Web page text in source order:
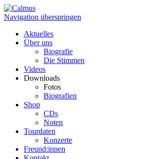
Navigation überspringen
Aktuelles
Über uns
Biografie
Die Stimmen
Videos
Downloads
Fotos
Biografien
Shop
CDs
Noten
Tourdaten
Konzerte
Freund:innen